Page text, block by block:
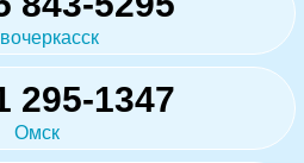
295-1347
Омск